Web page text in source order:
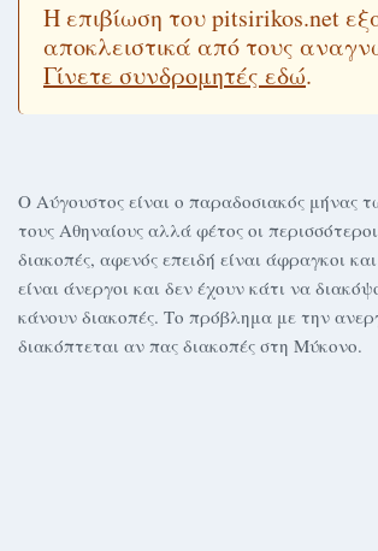
Μόνο για συνδρομητές
Log in
Η επιβίωση του pitsirikos.net
αποκλειστικά από τους
Γίνετε συνδρομητές εδώ.
Ο Αύγουστος είναι ο παραδοσιακός μήνας
τους Αθηναίους αλλά φέτος οι
διακοπές, αφενός επειδή είναι άφραγκοι
είναι άνεργοι και δεν έχουν κάτι να
κάνουν διακοπές. Το πρόβλημα με την
διακόπτεται αν πας διακοπές στη Μύκονο.